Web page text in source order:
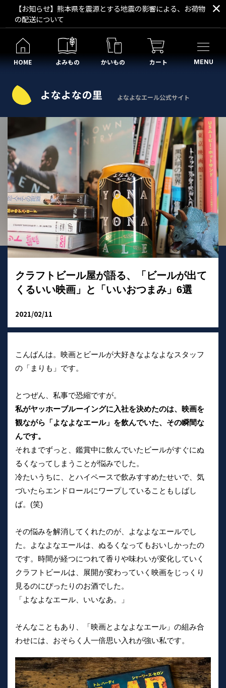
【お知らせ】熊本県を震源とする地震の影響による、お荷物
の配送について
HOME よみもの かいもの カート MENU
よなよなエール公式サイト
クラフトビール屋が語る、「ビールが出て
くるいい映画」と「いいおつまみ」6選
2021/02/11
こんばんは。映画とビールが大好きなよなよなスタッフ
の「まりも」です。
とつぜん、私事で恐縮ですが。
私がヤッホーブルーイングに入社を決めたのは、映画を
観ながら「よなよなエール」を飲んでいた、その瞬間な
んです。
それまでずっと、鑑賞中に飲んでいたビールがすぐにぬ
るくなってしまうことが悩みでした。
冷たいうちに、とハイペースで飲みすすめたせいで、気
づいたらエンドロールにワープしていることもしばし
ば。(笑)
その悩みを解消してくれたのが、よなよなエールでし
た。よなよなエールは、ぬるくなってもおいしかったの
です。時間が経つにつれて香りや味わいが変化していく
クラフトビールは、展開が変わっていく映画をじっくり
見るのにぴったりのお酒でした。
「よなよなエール、いいなあ。」
そんなこともあり、「映画とよなよなエール」の組み合
わせには、おそらく人一倍思い入れが強い私です。